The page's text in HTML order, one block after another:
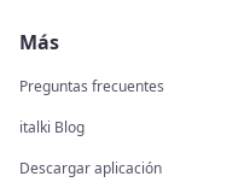
Más
Preguntas frecuentes
italki Blog
Descargar aplicación